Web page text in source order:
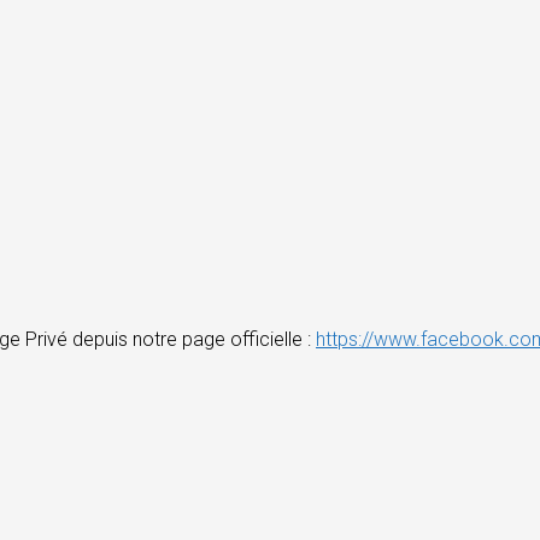
Privé depuis notre page officielle : https://